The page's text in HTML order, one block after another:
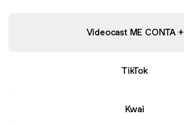
Videocast ME CONTA +
TikTok
Kwai